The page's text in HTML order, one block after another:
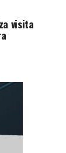
visita